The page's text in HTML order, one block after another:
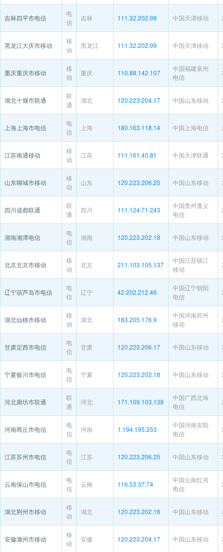
吉林四平市电信
电
信
吉林 111.32.202.99 中国天津移动
黑龙江大庆市移动
移
动
黑龙江 111.32.202.99 中国天津移动
重庆重庆市移动
移
动
重庆 110.88.142.107
中国福建泉州
电信
湖北十堰市联通
联
通
湖北 120.223.204.17 中国山东移动
上海上海市电信
电
信
上海 180.163.118.14 中国上海电信
江苏南通移动
移
动
江苏 111.161.40.81 中国天津联通
山东聊城市移动
移
动
山东 120.223.206.25 中国山东移动
四川成都联通
联
通
四川 111.124.71.243
中国贵州遵义
电信
湖南湘潭电信
电
信
湖南 120.223.202.18 中国山东移动
北京北京市移动
移
动
北京 211.103.105.137
中国江苏镇江
移动
辽宁葫芦岛市电信
电
信
辽宁 42.202.212.46
中国辽宁朝阳
电信
湖北仙桃市移动
移
动
湖北 183.205.176.9
中国河南郑州
移动
甘肃定西市电信
电
信
甘肃 120.223.206.17 中国山东移动
宁夏银川市电信
电
信
宁夏 120.223.202.18 中国山东移动
河北廊坊市联通
联
通
河北 171.109.103.138
中国广西北海
电信
河南商丘市电信
电
信
河南 1.194.195.253
中国河南安阳
电信
江苏苏州市电信
电
信
江苏 120.223.206.25 中国山东移动
云南保山市电信
电
信
云南 116.53.37.74
中国云南红河
电信
湖北荆州市移动
移
动
湖北 120.223.202.18 中国山东移动
安徽滁州市移动
移
动
安徽 120.223.204.17 中国山东移动